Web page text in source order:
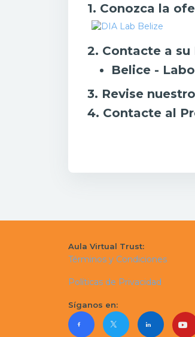
1. Conozca la
2. Contacte a
Belice -
3. Revise
4. Contacte al
Aula Virtual Trust:
Términos y Condiciones
Políticas de Privacidad
Síganos en: